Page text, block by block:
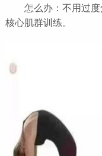
怎么办：不用过度
核心肌群训练。